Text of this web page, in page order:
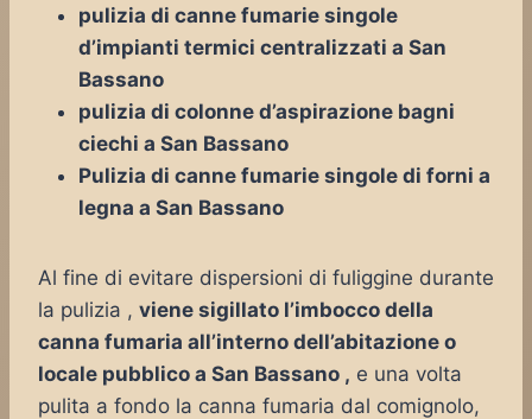
pulizia di canne fumarie singole
d’impianti termici centralizzati a San
Bassano
pulizia di colonne d’aspirazione bagni
ciechi a San Bassano
Pulizia di canne fumarie singole di forni a
legna a San Bassano
Al fine di evitare dispersioni di fuliggine durante
la pulizia , viene sigillato l’imbocco della
canna fumaria all’interno dell’abitazione o
locale pubblico a San Bassano , e una volta
pulita a fondo la canna fumaria dal comignolo,